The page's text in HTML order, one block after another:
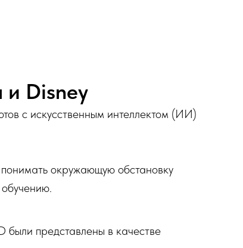
и Disney
с искусственным интеллектом (ИИ)
понимать окружающую обстановку
представлены в качестве